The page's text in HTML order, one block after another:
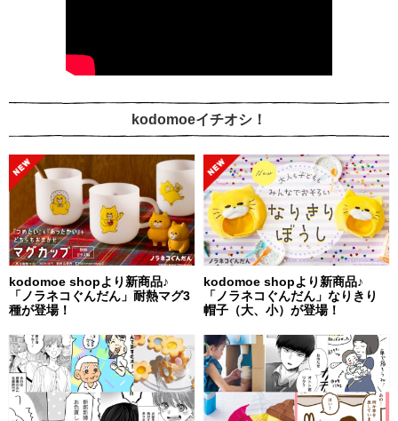
kodomoeイチオシ！
kodomoe shopより新商品♪
「ノラネコぐんだん」耐熱マグ3
種が登場！
kodomoe shopより新商品♪
「ノラネコぐんだん」なりきり
帽子（大、小）が登場！